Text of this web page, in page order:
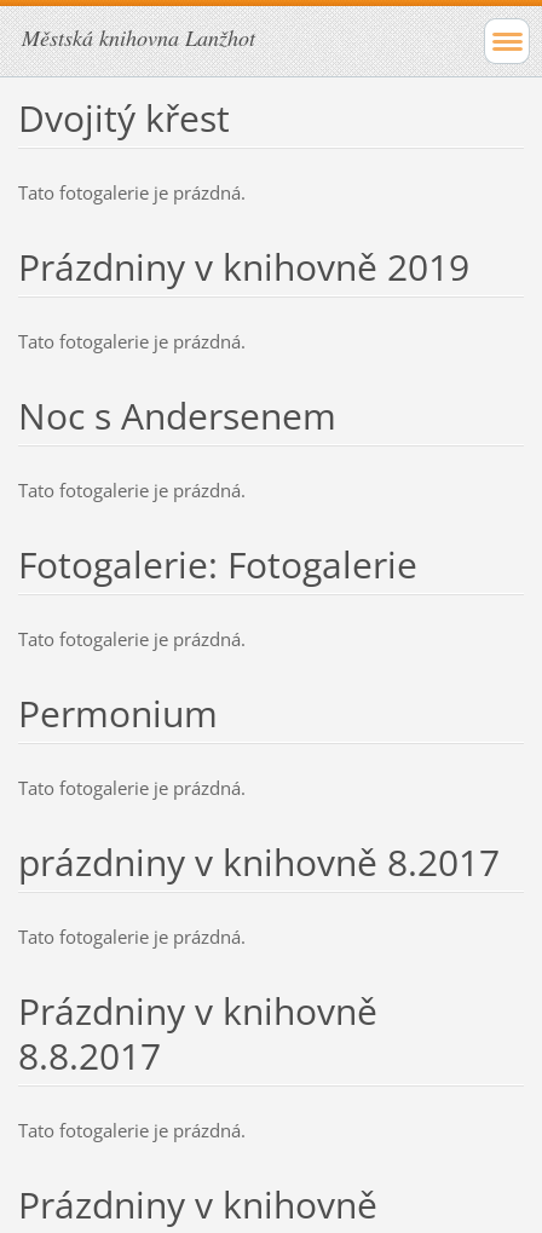
Městská knihovna Lanžhot
Dvojitý křest
Tato fotogalerie je prázdná.
Prázdniny v knihovně 2019
Tato fotogalerie je prázdná.
Noc s Andersenem
Tato fotogalerie je prázdná.
Fotogalerie: Fotogalerie
Tato fotogalerie je prázdná.
Permonium
Tato fotogalerie je prázdná.
prázdniny v knihovně 8.2017
Tato fotogalerie je prázdná.
Prázdniny v knihovně
8.8.2017
Tato fotogalerie je prázdná.
Prázdniny v knihovně